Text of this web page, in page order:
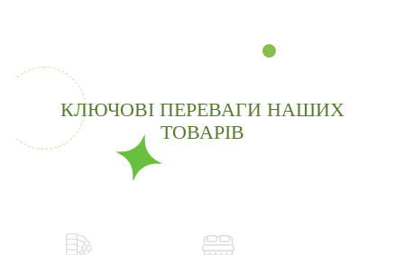
КЛЮЧОВІ ПЕРЕВАГИ НАШИХ
ТОВАРІВ